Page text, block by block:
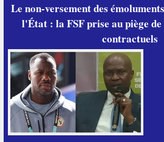
Le non-versement des
l'État : la FSF prise au piège de
contractuels